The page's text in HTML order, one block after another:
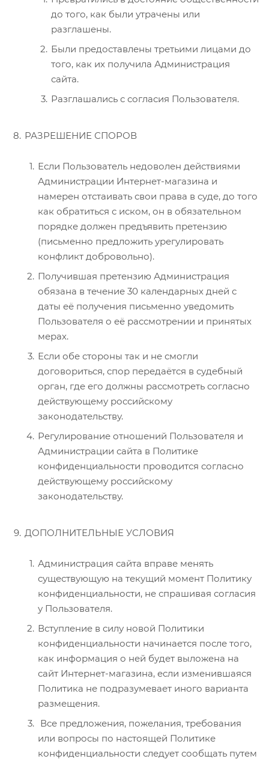
до того, как были утрачены или
разглашены.
Были предоставлены третьими лицами до
того, как их получила Администрация
сайта.
Разглашались с согласия Пользователя.
РАЗРЕШЕНИЕ СПОРОВ
Если Пользователь недоволен действиями
Администрации Интернет-магазина и
намерен отстаивать свои права в суде, до того
как обратиться с иском, он в обязательном
порядке должен предъявить претензию
(письменно предложить урегулировать
конфликт добровольно).
Получившая претензию Администрация
обязана в течение 30 календарных дней с
даты её получения письменно уведомить
Пользователя о её рассмотрении и принятых
мерах.
Если обе стороны так и не смогли
договориться, спор передаётся в судебный
орган, где его должны рассмотреть согласно
действующему российскому
законодательству.
Регулирование отношений Пользователя и
Администрации сайта в Политике
конфиденциальности проводится согласно
действующему российскому
законодательству.
ДОПОЛНИТЕЛЬНЫЕ УСЛОВИЯ
Администрация сайта вправе менять
существующую на текущий момент Политику
конфиденциальности, не спрашивая согласия
у Пользователя.
Вступление в силу новой Политики
конфиденциальности начинается после того,
как информация о ней будет выложена на
сайт Интернет-магазина, если изменившаяся
Политика не подразумевает иного варианта
размещения.
Все предложения, пожелания, требования
или вопросы по настоящей Политике
конфиденциальности следует сообщать путем